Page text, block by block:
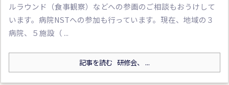
ルラウンド（食事観察）などへの参画のご相談もおうけして
います。病院NSTへの参加も行っています。現在、地域の３
病院、５施設（ ...
記事を読む 研修会、 ...